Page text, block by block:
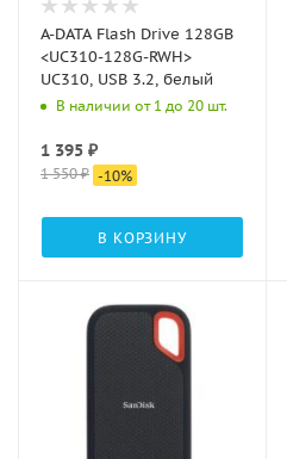
A-DATA Flash Drive 128GB
<UC310-128G-RWH>
UC310, USB 3.2, белый
В наличии от 1 до 20 шт.
1 395 ₽
1 550₽ -10%
В КОРЗИНУ